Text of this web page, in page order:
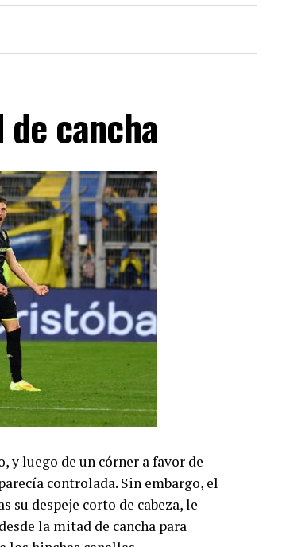
cancha
y luego de un córner a favor de
controlada. Sin embargo, el
su despeje corto de cabeza, le
la mitad de cancha para